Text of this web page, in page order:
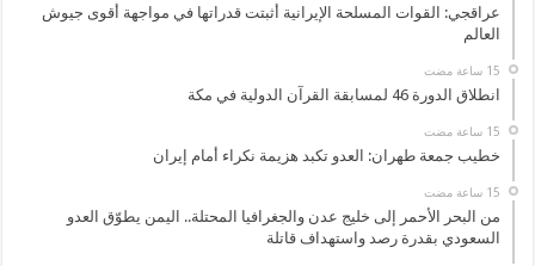
عراقجي: القوات المسلحة الإيرانية أثبتت قدراتها في مواجهة أقوى جيوش
العالم
انطلاق الدورة 46 لمسابقة القرآن الدولية في مكة
خطيب جمعة طهران: العدو تكبد هزيمة نكراء أمام إيران
من البحر الأحمر إلى خليج عدن والجغرافيا المحتلة.. اليمن يطوّق العدو
السعودي بقدرة رصد واستهداف قاتلة